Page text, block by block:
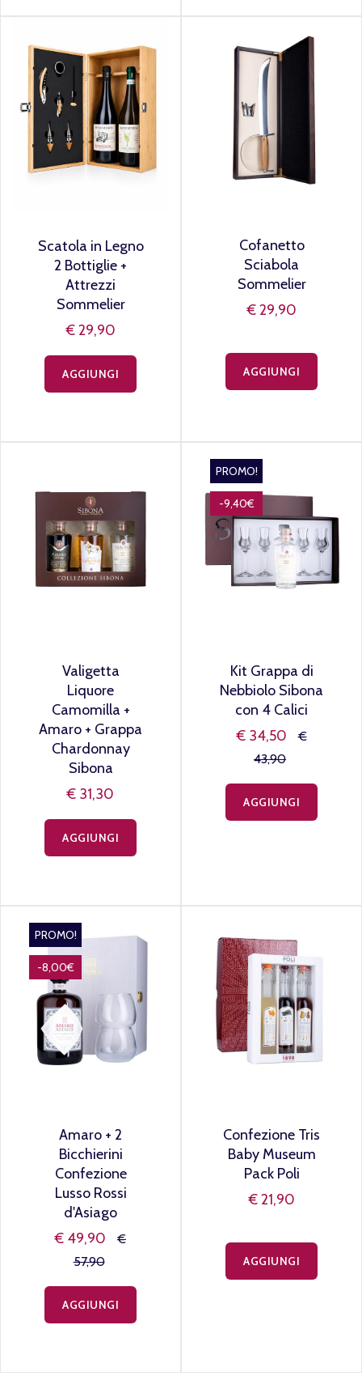
Scatola in Legno
2 Bottiglie +
Attrezzi
Sommelier
€ 29,90
AGGIUNGI
Cofanetto
Sciabola
Sommelier
€ 29,90
AGGIUNGI
Valigetta
Liquore
Camomilla +
Amaro + Grappa
Chardonnay
Sibona
€ 31,30
AGGIUNGI
PROMO!
-9,40€
Kit Grappa di
Nebbiolo Sibona
con 4 Calici
€ 34,50
€
43,90
AGGIUNGI
PROMO!
-8,00€
Amaro + 2
Bicchierini
Confezione
Lusso Rossi
d'Asiago
€ 49,90
€
57,90
AGGIUNGI
Confezione Tris
Baby Museum
Pack Poli
€ 21,90
AGGIUNGI